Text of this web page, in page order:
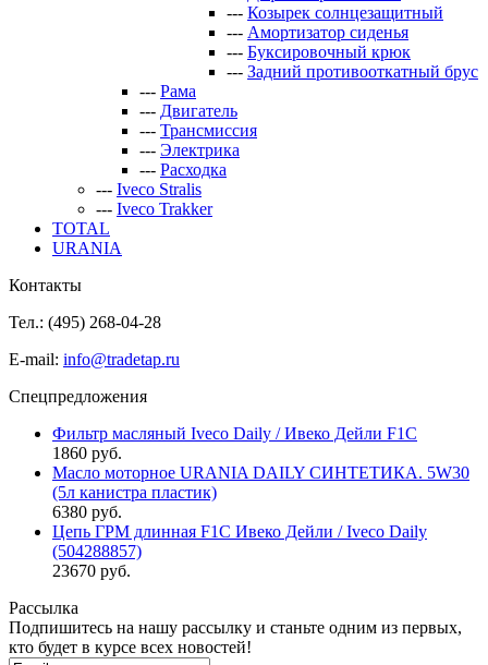
--- Козырек солнцезащитный
--- Амортизатор сиденья
--- Буксировочный крюк
--- Задний противооткатный брус
--- Рама
--- Двигатель
--- Трансмиссия
--- Электрика
--- Расходка
--- Iveco Stralis
--- Iveco Trakker
TOTAL
URANIA
Контакты
Тел.: (495) 268-04-28
E-mail: info@tradetap.ru
Спецпредложения
Фильтр масляный Iveco Daily / Ивеко Дейли F1C
1860 руб.
Масло моторное URANIA DAILY СИНТЕТИКА. 5W30
(5л канистра пластик)
6380 руб.
Цепь ГРМ длинная F1C Ивеко Дейли / Iveco Daily
(504288857)
23670 руб.
Рассылка
Подпишитесь на нашу рассылку и станьте одним из первых,
кто будет в курсе всех новостей!